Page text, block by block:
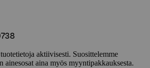
aktiivisesti. Suosittelemme
ainesosat aina myös myyntipakkauksesta.